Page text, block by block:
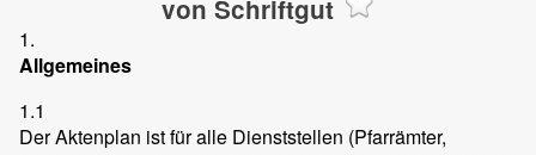
von Schriftgut
1.
Allgemeines
1.1
Der Aktenplan ist für alle Dienststellen (Pfarrämter,